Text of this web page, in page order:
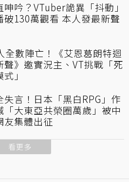
呻吟？VTuber詭異「抖動」
破130萬觀看 本人發最新聲
全數陣亡！《艾恩葛朗特迴
聲》邀實況主、VT挑戰「死
」
失言！日本「黑白RPG」作
「大東亞共榮圈萬歲」被中
友集體出征
看更多